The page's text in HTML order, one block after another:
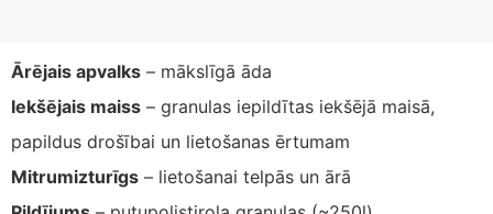
Ārējais apvalks – mākslīgā āda
Iekšējais maiss – granulas iepildītas iekšējā maisā,
papildus drošībai un lietošanas ērtumam
Mitrumizturīgs – lietošanai telpās un ārā